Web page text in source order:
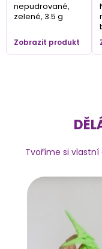
nepudrované,
zelené, 3.5 g
Zobrazit produkt
Tvoříme si